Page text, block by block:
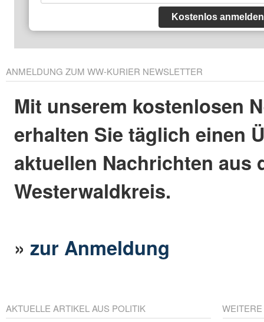
Kostenlos anmelden
ANMELDUNG ZUM WW-KURIER NEWSLETTER
Mit unserem kostenlosen
erhalten Sie täglich einen
aktuellen Nachrichten aus
Westerwaldkreis.
»zur Anmeldung
AKTUELLE ARTIKEL AUS POLITIK